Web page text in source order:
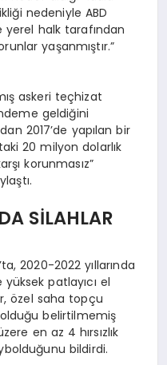
nedeniyle ABD
halk tarafından
yaşanmıştır.”
askeri teçhizat
geldiğini
2017’de yapılan bir
20 milyon dolarlık
korunmasız”
SİLAHLAR
2020-2022 yıllarında
patlayıcı el
özel saha topçu
belirtilmemiş
en az 4 hırsızlık
bildirdi.